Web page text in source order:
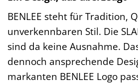
BENLEE steht für Tradition,
unverkennbaren Stil. Die
sind da keine Ausnahme.
dennoch ansprechende
markanten BENLEE Logo